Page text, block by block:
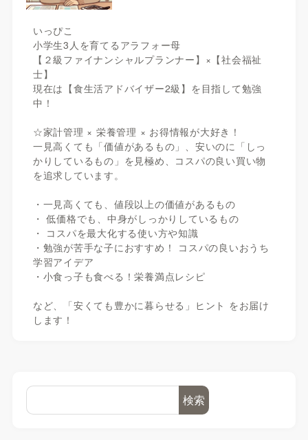
いっぴこ
小学生3人を育てるアラフォー母
【２級ファイナンシャルプランナー】×【社会福祉
士】
現在は【食生活アドバイザー2級】を目指して勉強
中！
☆家計管理 × 栄養管理 × お得情報が大好き！
一見高くても「価値があるもの」、安いのに「しっ
かりしているもの」を見極め、コスパの良い買い物
を追求しています。
・一見高くても、値段以上の価値があるもの
・ 低価格でも、中身がしっかりしているもの
・ コスパを最大化する使い方や知識
・勉強が苦手な子におすすめ！ コスパの良いおうち
学習アイデア
・小食っ子も食べる！栄養満点レシピ
など、「安くても豊かに暮らせる」ヒント をお届け
します！
検索